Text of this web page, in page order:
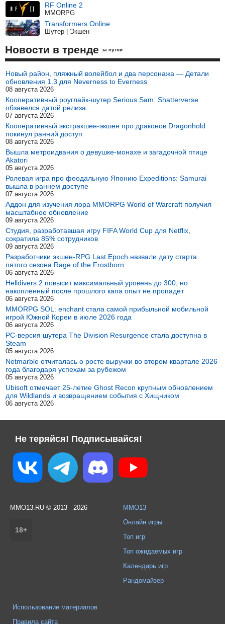
RF Online 2
MMORPG
Transformers Online
Шутер | Экшен
Новости в тренде за сутки
Новый район, пляжный волейбол и два персонажа — Детали
обновления 1.3 для Neverness to Everness
08 августа 2026
Кооперативный роуглайк-шутер Serious Sam: Shatterverse
обзавелся датой релиза
07 августа 2026
Кооперативный экстракшен-экшен про драконов Dragonhold
покинул ранний доступ
08 августа 2026
Вышла метроидвания о девушке-монахе и загадочной птице
Akatori
05 августа 2026
Ролевая игра про феодальную Японию Expeditions: Samurai
вышла в раннем доступе
07 августа 2026
Аддон для изучения лора MMORPG World of Warcraft получил
масштабное обновление
09 августа 2026
Студия, разработавшая игру FIFA World Cup для Netflix,
сократила 85% сотрудников
09 августа 2026
Разработчики экшен-RPG Last Epoch назвали дату старта
пятого сезона Rage of the Frostborn
06 августа 2026
Helldivers 2 повысит максимальный уровень до 300, но
накопленный после прошлого капа опыт не пропадет
06 августа 2026
MMORPG SOL: enchant стала самой прибыльной мобильной
игрой Южной Кореи в июле 2026 года
06 августа 2026
PC-версия шутера The Division Resurgence стала доступна в
Steam
05 августа 2026
Netmarble отчиталась о росте выручки во втором квартале 2026
года благодаря успехам за рубежом
05 августа 2026
Ubisoft отмечает 25-летие Ghost Recon крупным обновлением
для Wildlands и возвращением события с Хищником
06 августа 2026
Не теряйся! Подписывайся!
MMO13.RU © 2013 - 2026
18+
MMO13
Онлайн игры
Топ игр
Топ ожидаемых игр
Календарь игр
Рандомайзер
Использование материалов
Правила сайта